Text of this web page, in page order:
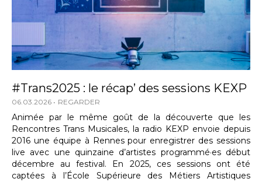
#Trans2025 : le récap’ des sessions KEXP
06.03.2026 REGARDER
Animée par le même goût de la découverte que les
Rencontres Trans Musicales, la radio KEXP envoie depuis
2016 une équipe à Rennes pour enregistrer des sessions
live avec une quinzaine d’artistes programmé·es début
décembre au festival. En 2025, ces sessions ont été
captées à l’École Supérieure des Métiers Artistiques